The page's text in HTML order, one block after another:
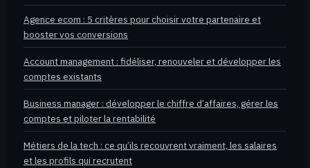
Agence ecom : 5 critères pour choisir votre partenaire et
booster vos conversions
Account management : fidéliser, renouveler et développer les
comptes existants
Business manager : développer le chiffre d’affaires, gérer les
comptes et piloter la rentabilité
Métiers de la tech : ce qu’ils recouvrent vraiment, les salaires
et les profils qui recrutent